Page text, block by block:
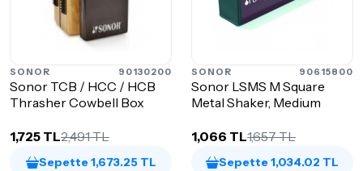
SONOR 90130200
Sonor TCB / HCC / HCB
Thrasher Cowbell Box
1,725 TL2,491 TL
Sepette 1,673.25 TL
SONOR 90615800
Sonor LSMS M Square
Metal Shaker, Medium
1,066 TL1,657 TL
Sepette 1,034.02 TL